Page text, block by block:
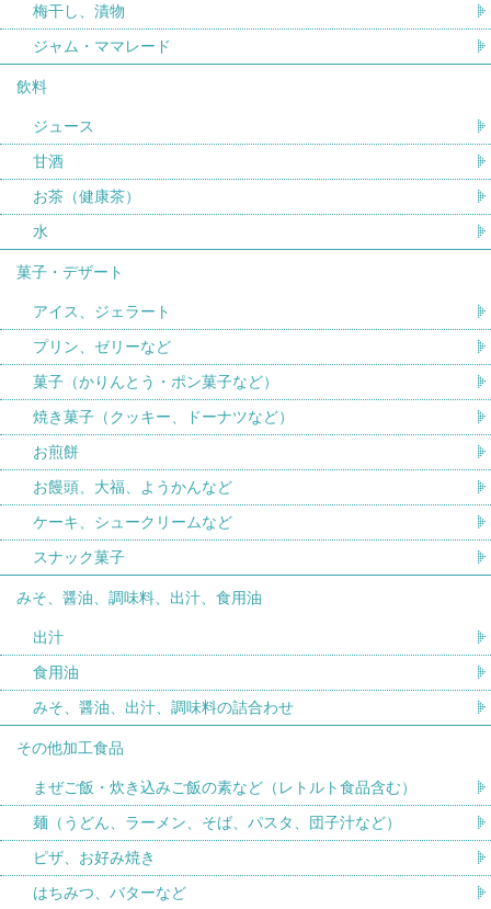
梅干し、漬物
ジャム・ママレード
飲料
ジュース
甘酒
お茶（健康茶）
水
菓子・デザート
アイス、ジェラート
プリン、ゼリーなど
菓子（かりんとう・ポン菓子など）
焼き菓子（クッキー、ドーナツなど）
お煎餅
お饅頭、大福、ようかんなど
ケーキ、シュークリームなど
スナック菓子
みそ、醤油、調味料、出汁、食用油
出汁
食用油
みそ、醤油、出汁、調味料の詰合わせ
その他加工食品
まぜご飯・炊き込みご飯の素など（レトルト食品含む）
麺（うどん、ラーメン、そば、パスタ、団子汁など）
ピザ、お好み焼き
はちみつ、バターなど